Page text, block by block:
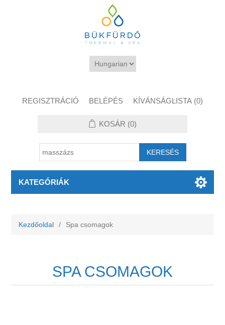
REGISZTRÁCIÓ BELÉPÉS KÍVÁNSÁGLISTA (0)
KOSÁR (0)
KATEGÓRIÁK
Kezdőoldal / Spa csomagok
SPA CSOMAGOK